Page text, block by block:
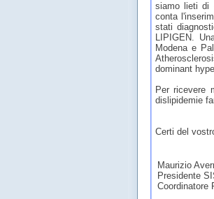
siamo lieti di
conta
stati
LIPIGEN.
Modena e
dominant
Per ricevere
dislipidemie
Certi del
Maurizio
Presidente
Coordinatore